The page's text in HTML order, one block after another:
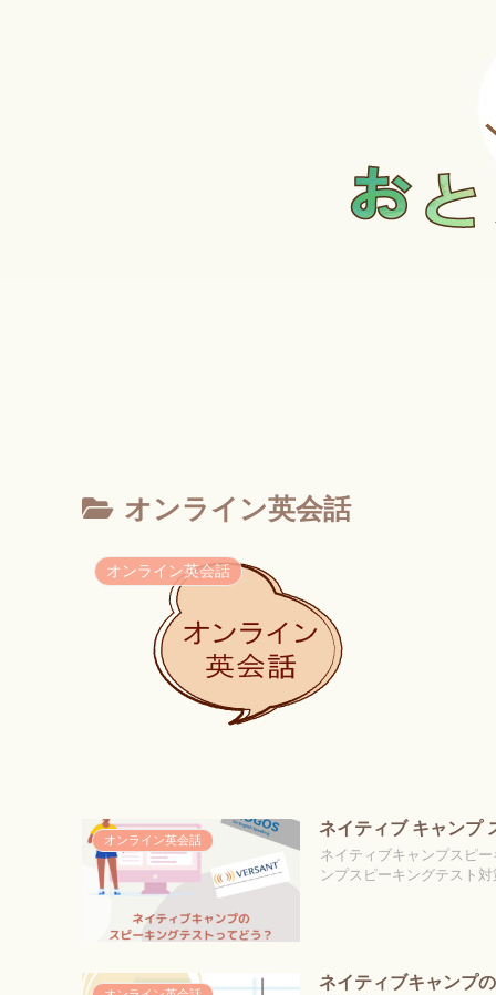
オンライン英会話
オンライン英会話
オンライン英会話
ネイティブ キャンプ
ネイティブキャンプスピ
ンプスピーキングテスト
ネイティブキャンプ